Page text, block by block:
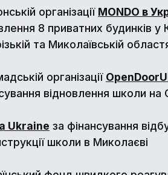
організації MONDO в
8 приватних будинків у
та Миколаївській
організації
відновлення школи на
Ukraine за фінансування
школи в Миколаєві